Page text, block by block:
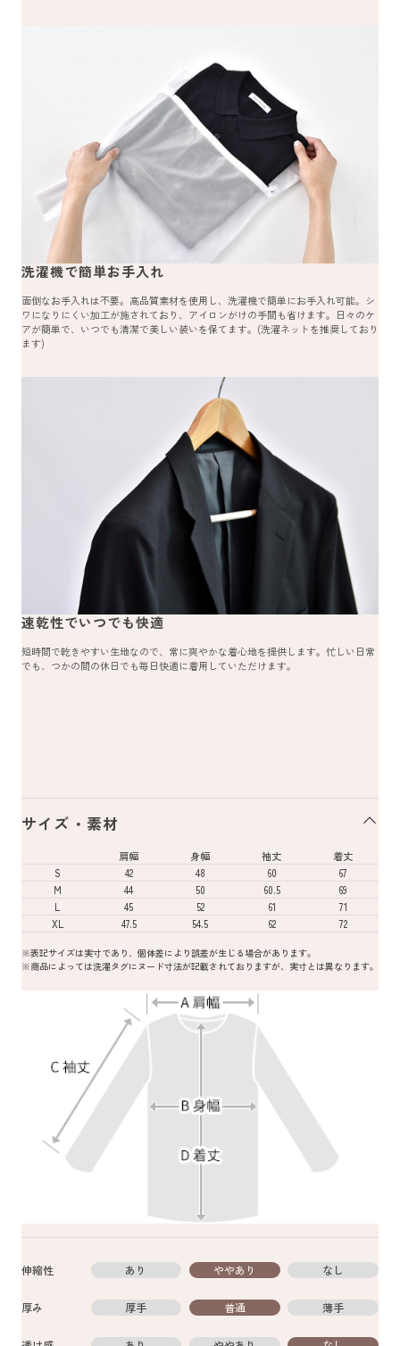
洗濯機で簡単お手入れ
面倒なお手入れは不要。高品質素材を使用し、洗濯機で簡単にお手入れ可能。シ
ワになりにくい加工が施されており、アイロンがけの手間も省けます。日々のケ
アが簡単で、いつでも清潔で美しい装いを保てます。(洗濯ネットを推奨しており
ます)
速乾性でいつでも快適
短時間で乾きやすい生地なので、常に爽やかな着心地を提供します。忙しい日常
でも、つかの間の休日でも毎日快適に着用していただけます。
サイズ・素材
肩幅 身幅 袖丈
着丈
S
42 48 60
67
M
44 50 60.5
69
L
45 52 61
71
XL
47.5 54.5 62 72
※表記サイズは実寸であり、個体差により誤差が生じる場合があります。
※商品によっては洗濯タグにヌード寸法が記載されておりますが、実寸とは異なります。
伸縮性 あり ややあり なし
厚み 厚手 普通 薄手